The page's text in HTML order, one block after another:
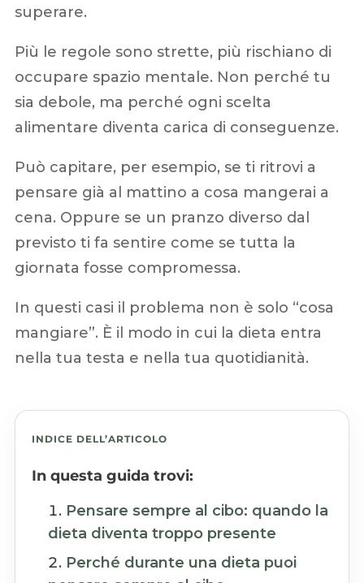
superare.
Più le regole sono strette, più rischiano di
occupare spazio mentale. Non perché tu
sia debole, ma perché ogni scelta
alimentare diventa carica di conseguenze.
Può capitare, per esempio, se ti ritrovi a
pensare già al mattino a cosa mangerai a
cena. Oppure se un pranzo diverso dal
previsto ti fa sentire come se tutta la
giornata fosse compromessa.
In questi casi il problema non è solo “cosa
mangiare”. È il modo in cui la dieta entra
nella tua testa e nella tua quotidianità.
INDICE DELL’ARTICOLO
In questa guida trovi:
Pensare sempre al cibo: quando la
dieta diventa troppo presente
Perché durante una dieta puoi